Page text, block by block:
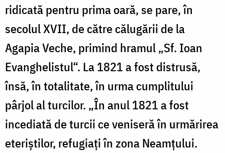
ridicată pentru prima oară, se pare, în
secolul XVII, de către călugării de la
Agapia Veche, primind hramul „Sf. Ioan
Evanghelistul“. La 1821 a fost distrusă,
însă, în totalitate, în urma cumplitului
pârjol al turcilor. „În anul 1821 a fost
incediată de turcii ce veniseră în urmărirea
eteriştilor, refugiaţi în zona Neamţului.